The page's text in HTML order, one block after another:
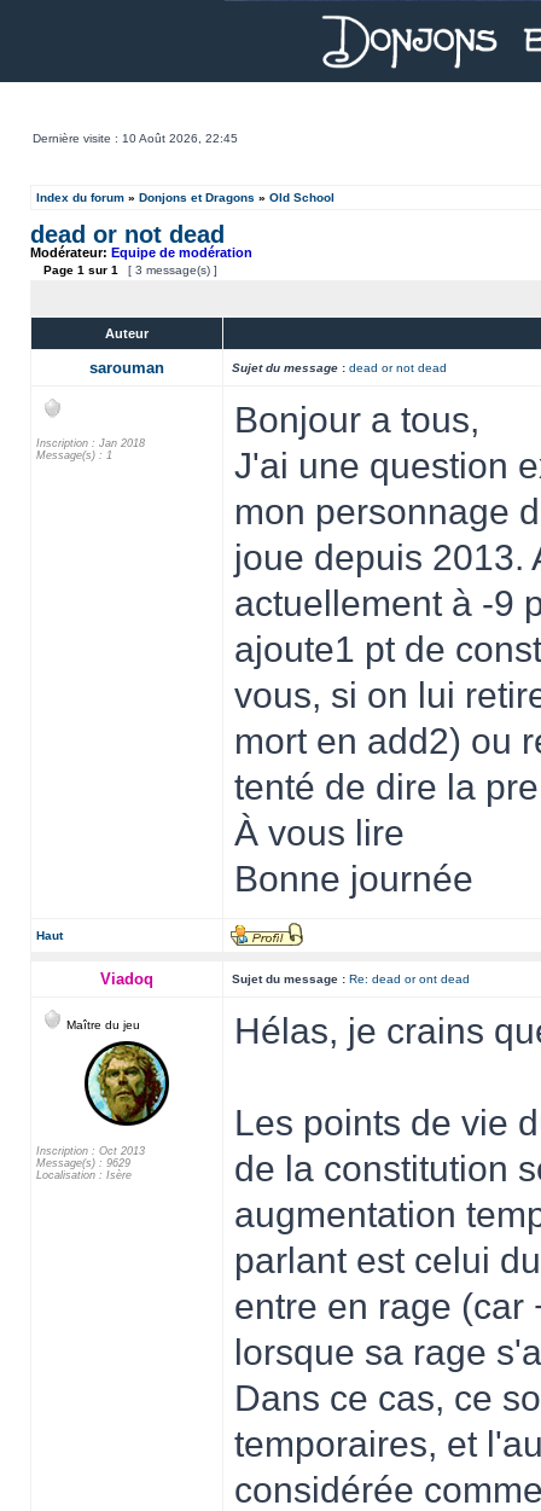
Dernière visite : 10 Août 2026, 22:45
Index du forum » Donjons et Dragons » Old School
dead or not dead
Modérateur: Equipe de modération
Page 1 sur 1 [ 3 message(s) ]
Auteur
sarouman Sujet du message : dead or not dead
Inscription : Jan 2018
Message(s) : 1
Bonjour a tous,
J'ai une question
mon personnage
joue depuis 2013.
actuellement à -9
ajoute1 pt de
vous, si on lui
mort en add2) ou
tenté de dire la
À vous lire
Bonne journée
Haut
Viadoq Sujet du message : Re: dead or ont dead
Maître du jeu
Inscription : Oct 2013
Message(s) : 9629
Localisation : Isère
Hélas, je crains
Les points de vie
de la constitution
augmentation
parlant est celui
entre en rage (car
lorsque sa rage
Dans ce cas, ce
temporaires, et
considérée